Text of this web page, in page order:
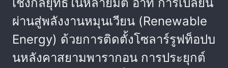
ผ่านสู่พลังงานหมุนเวียน (Renewable
Energy) ด้วยการติดตั้งโซลาร์รูฟท็อปบ
นหลังคาสยามพารากอน การประยุกต์